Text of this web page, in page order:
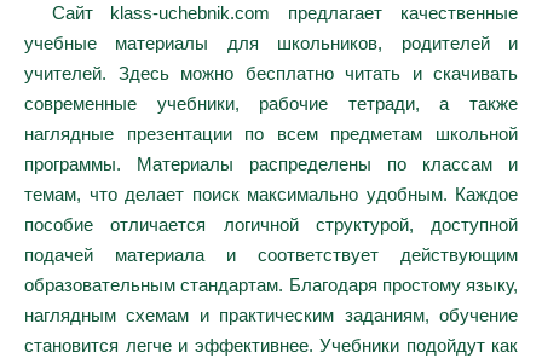
Сайт klass-uchebnik.com предлагает качественные
учебные материалы для школьников, родителей и
учителей. Здесь можно бесплатно читать и скачивать
современные учебники, рабочие тетради, а также
наглядные презентации по всем предметам школьной
программы. Материалы распределены по классам и
темам, что делает поиск максимально удобным. Каждое
пособие отличается логичной структурой, доступной
подачей материала и соответствует действующим
образовательным стандартам. Благодаря простому языку,
наглядным схемам и практическим заданиям, обучение
становится легче и эффективнее. Учебники подойдут как